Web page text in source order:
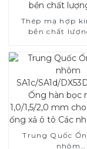
Thép mạ hợp
bền chất
Trung Quốc
nhôm